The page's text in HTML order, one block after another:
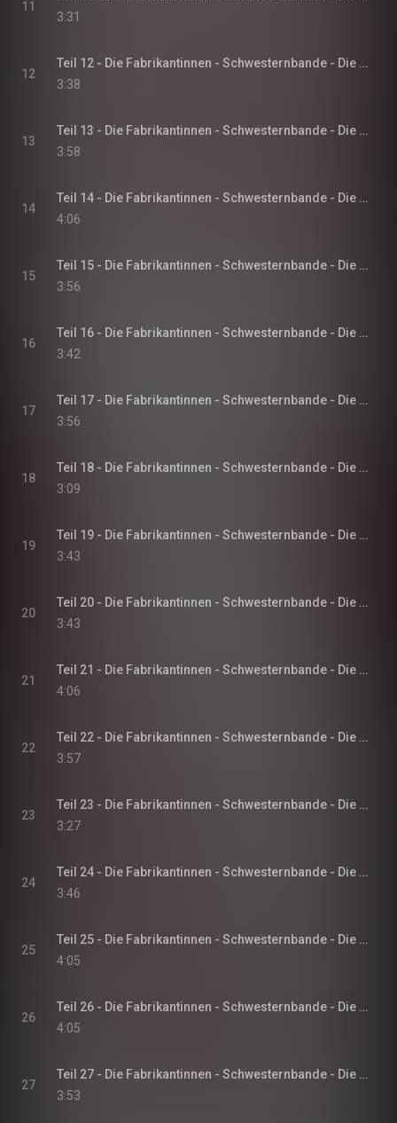
11
3:31
12
Teil 12 - Die Fabrikantinnen - Schwesternbande - Die Fabrikantinnen-Saga, Band 1
3:38
13
Teil 13 - Die Fabrikantinnen - Schwesternbande - Die Fabrikantinnen-Saga, Band 1
3:58
14
Teil 14 - Die Fabrikantinnen - Schwesternbande - Die Fabrikantinnen-Saga, Band 1
4:06
15
Teil 15 - Die Fabrikantinnen - Schwesternbande - Die Fabrikantinnen-Saga, Band 1
3:56
16
Teil 16 - Die Fabrikantinnen - Schwesternbande - Die Fabrikantinnen-Saga, Band 1
3:42
17
Teil 17 - Die Fabrikantinnen - Schwesternbande - Die Fabrikantinnen-Saga, Band 1
3:56
18
Teil 18 - Die Fabrikantinnen - Schwesternbande - Die Fabrikantinnen-Saga, Band 1
3:09
19
Teil 19 - Die Fabrikantinnen - Schwesternbande - Die Fabrikantinnen-Saga, Band 1
3:43
20
Teil 20 - Die Fabrikantinnen - Schwesternbande - Die Fabrikantinnen-Saga, Band 1
3:43
21
Teil 21 - Die Fabrikantinnen - Schwesternbande - Die Fabrikantinnen-Saga, Band 1
4:06
22
Teil 22 - Die Fabrikantinnen - Schwesternbande - Die Fabrikantinnen-Saga, Band 1
3:57
23
Teil 23 - Die Fabrikantinnen - Schwesternbande - Die Fabrikantinnen-Saga, Band 1
3:27
24
Teil 24 - Die Fabrikantinnen - Schwesternbande - Die Fabrikantinnen-Saga, Band 1
3:46
25
Teil 25 - Die Fabrikantinnen - Schwesternbande - Die Fabrikantinnen-Saga, Band 1
4:05
26
Teil 26 - Die Fabrikantinnen - Schwesternbande - Die Fabrikantinnen-Saga, Band 1
4:05
27
Teil 27 - Die Fabrikantinnen - Schwesternbande - Die Fabrikantinnen-Saga, Band 1
3:53